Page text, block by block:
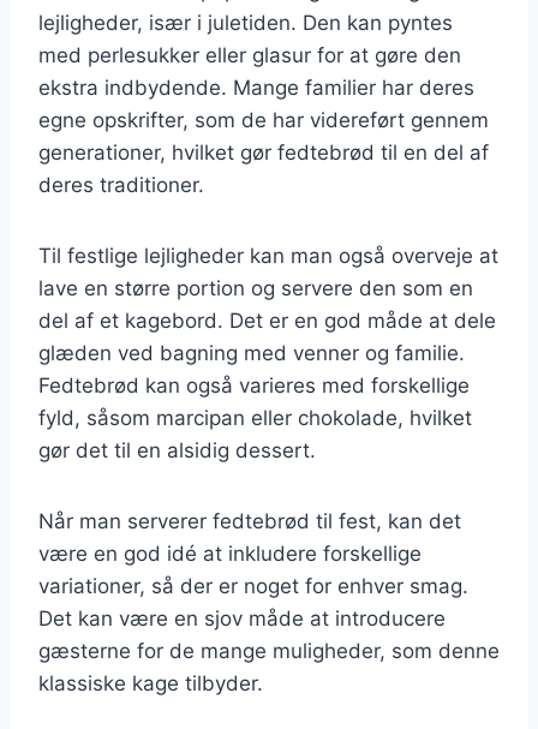
lejligheder, især i juletiden. Den kan pyntes
med perlesukker eller glasur for at gøre den
ekstra indbydende. Mange familier har deres
egne opskrifter, som de har videreført gennem
generationer, hvilket gør fedtebrød til en del af
deres traditioner.
Til festlige lejligheder kan man også overveje at
lave en større portion og servere den som en
del af et kagebord. Det er en god måde at dele
glæden ved bagning med venner og familie.
Fedtebrød kan også varieres med forskellige
fyld, såsom marcipan eller chokolade, hvilket
gør det til en alsidig dessert.
Når man serverer fedtebrød til fest, kan det
være en god idé at inkludere forskellige
variationer, så der er noget for enhver smag.
Det kan være en sjov måde at introducere
gæsterne for de mange muligheder, som denne
klassiske kage tilbyder.